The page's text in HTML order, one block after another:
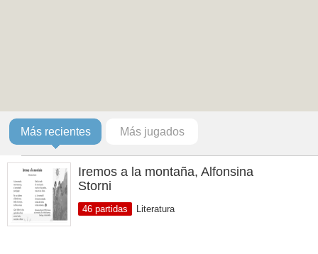
Más recientes Más jugados
Iremos a la montaña, Alfonsina
Storni
46 partidas Literatura